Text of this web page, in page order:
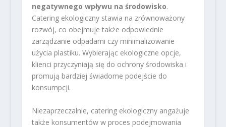
negatywnego wpływu na środowisko.
Catering ekologiczny stawia na zrównoważony
rozwój, co obejmuje także odpowiednie
zarządzanie odpadami czy minimalizowanie
użycia plastiku. Wybierając ekologiczne opcje,
klienci przyczyniają się do ochrony środowiska i
promują bardziej świadome podejście do
konsumpcji.
Niezaprzeczalnie, catering ekologiczny angażuje
także konsumentów w proces podejmowania